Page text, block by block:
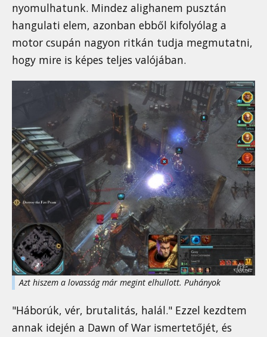
nyomulhatunk. Mindez alighanem pusztán
hangulati elem, azonban ebből kifolyólag a
motor csupán nagyon ritkán tudja megmutatni,
hogy mire is képes teljes valójában.
Azt hiszem a lovasság már megint elhullott. Puhányok
"Háborúk, vér, brutalitás, halál." Ezzel kezdtem
annak idején a Dawn of War ismertetőjét, és